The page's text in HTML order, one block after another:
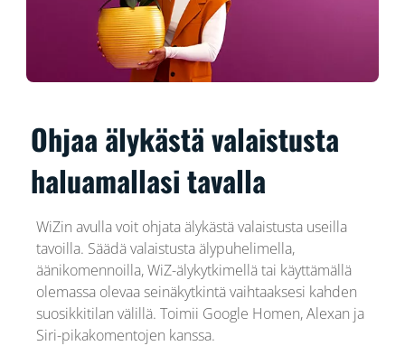
Ohjaa älykästä valaistusta
haluamallasi tavalla
WiZin avulla voit ohjata älykästä valaistusta useilla
tavoilla. Säädä valaistusta älypuhelimella,
äänikomennoilla, WiZ-älykytkimellä tai käyttämällä
olemassa olevaa seinäkytkintä vaihtaaksesi kahden
suosikkitilan välillä. Toimii Google Homen, Alexan ja
Siri-pikakomentojen kanssa.